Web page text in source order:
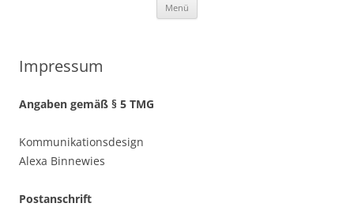
Menü
Impressum
Angaben gemäß § 5 TMG
Kommunikationsdesign
Alexa Binnewies
Postanschrift